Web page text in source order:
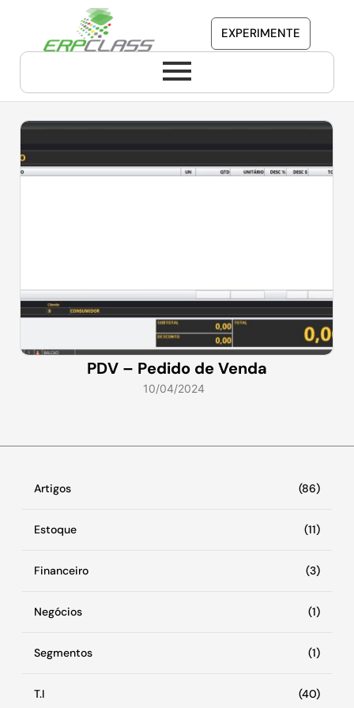
EXPERIMENTE
PDV – Pedido de Venda
10/04/2024
Artigos (86)
Estoque (11)
Financeiro (3)
Negócios (1)
Segmentos (1)
T.I (40)